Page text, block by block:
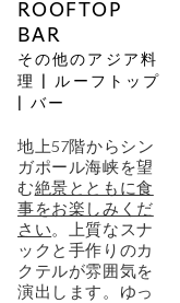
ROOFTOP
BAR
その他のアジア料
理 | ルーフトップ
| バー
地上57階からシン
ガポール海峡を望
む絶景とともに食
事をお楽しみくだ
さい。上質なスナ
ックと手作りのカ
クテルが雰囲気を
演出します。ゆっ